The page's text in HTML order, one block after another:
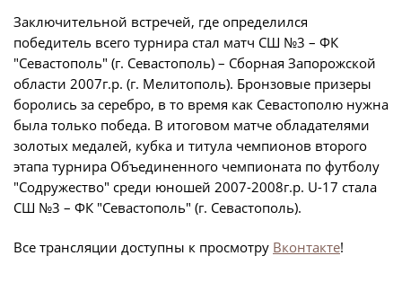
Турнир Объединенного чемпионата по
футболу "Содружество" среди юношей
2009-2010 годов рождения (U-17)
Календарь и результаты матчей
Турнирная таблица
Статистика
Команды
Игроки
Регламентирующие документы
Заключительной встречей, где определился
победитель всего турнира стал матч СШ №3 – ФК
"Севастополь" (г. Севастополь) – Сборная Запорожской
области 2007г.р. (г. Мелитополь). Бронзовые призеры
боролись за серебро, в то время как Севастополю нужна
была только победа. В итоговом матче обладателями
золотых медалей, кубка и титула чемпионов второго
этапа турнира Объединенного чемпионата по футболу
"Содружество" среди юношей 2007-2008г.р. U-17 стала
СШ №3 – ФК "Севастополь" (г. Севастополь).
Все трансляции доступны к просмотру Вконтакте!